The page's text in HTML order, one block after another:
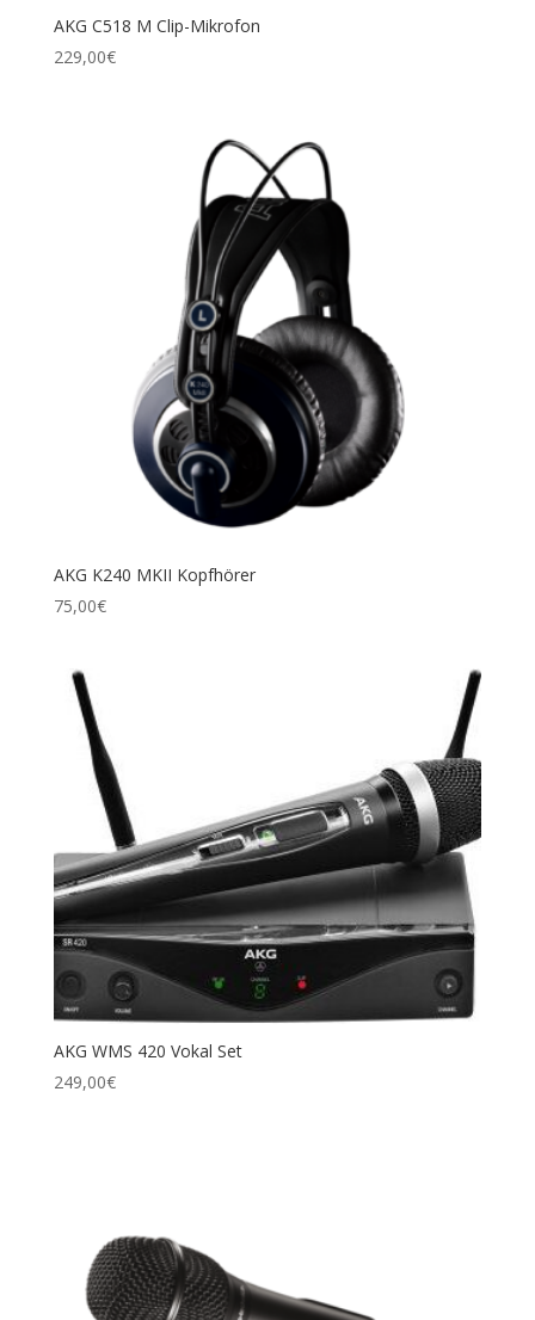
AKG C518 M Clip-Mikrofon
229,00€
AKG K240 MKII Kopfhörer
75,00€
AKG WMS 420 Vokal Set
249,00€